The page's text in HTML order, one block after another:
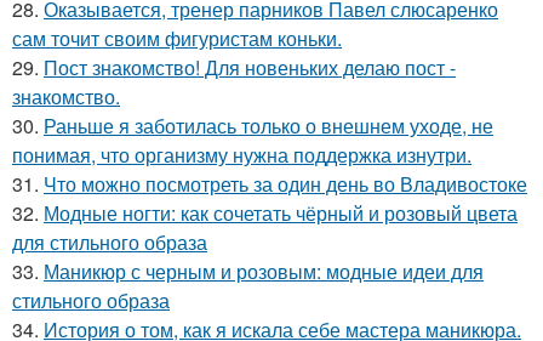
28. Оказывается, тренер парников Павел слюсаренко
сам точит своим фигуристам коньки.
29. Пост знакомство! Для новеньких делаю пост -
знакомство.
30. Раньше я заботилась только о внешнем уходе, не
понимая, что организму нужна поддержка изнутри.
31. Что можно посмотреть за один день во Владивостоке
32. Модные ногти: как сочетать чёрный и розовый цвета
для стильного образа
33. Маникюр с черным и розовым: модные идеи для
стильного образа
34. История о том, как я искала себе мастера маникюра.